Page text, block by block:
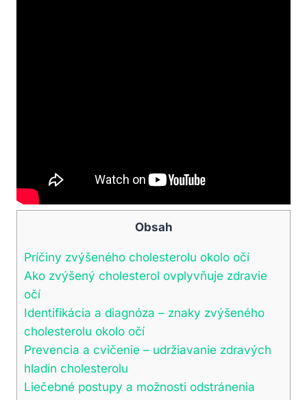
Obsah
Príčiny zvýšeného cholesterolu okolo očí
Ako zvýšený cholesterol ovplyvňuje zdravie
očí
Identifikácia a diagnóza – znaky zvýšeného
cholesterolu okolo očí
Prevencia a cvičenie – udržiavanie zdravých
hladín cholesterolu
Liečebné postupy a možnosti odstránenia